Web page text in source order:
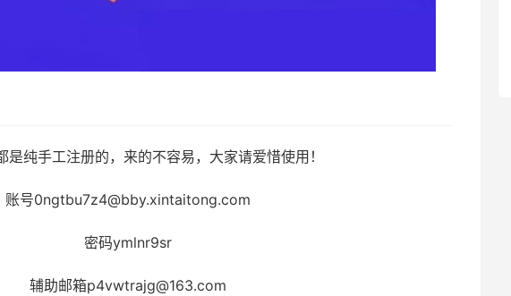
纯手工注册的，来的不容易，大家请爱惜使用！
账号0ngtbu7z4@bby.xintaitong.com
密码ymlnr9sr
辅助邮箱p4vwtrajg@163.com